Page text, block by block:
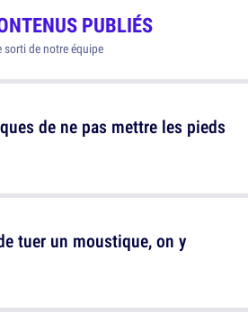
PUBLIÉS
de notre équipe
de ne pas mettre les pieds
tuer un moustique, on y